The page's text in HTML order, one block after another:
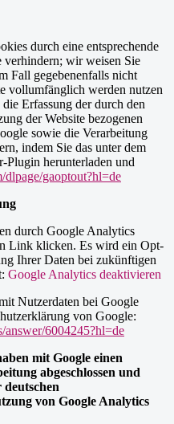
durch eine entsprechende
wir weisen Sie
Fall gegebenenfalls nicht
vollumfänglich werden nutzen
Erfassung der durch den
der Website bezogenen
sowie die Verarbeitung
indem Sie das unter dem
herunterladen und
dlpage/gaoptout?hl=de
durch Google Analytics
Link klicken. Es wird ein Opt-
Ihrer Daten bei zukünftigen
Google Analytics deaktivieren
Nutzerdaten bei Google
von Google:
answer/6004245?hl=de
mit Google einen
abgeschlossen und
deutschen
von Google Analytics